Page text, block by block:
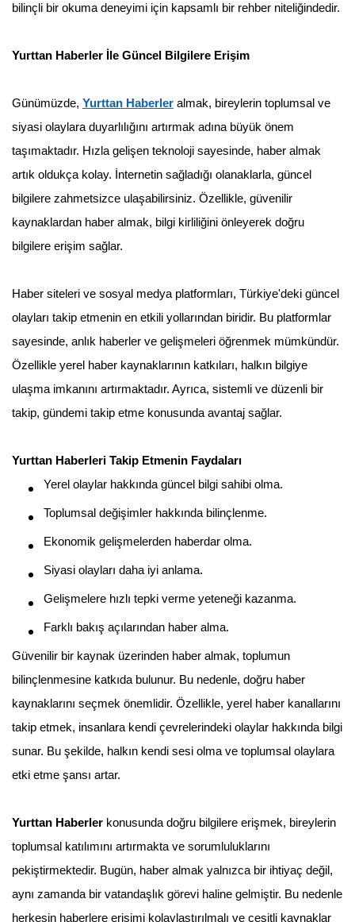
bilinçli bir okuma deneyimi için kapsamlı bir rehber niteliğindedir.
Yurttan Haberler İle Güncel Bilgilere Erişim
Günümüzde, Yurttan Haberler almak, bireylerin toplumsal ve
siyasi olaylara duyarlılığını artırmak adına büyük önem
taşımaktadır. Hızla gelişen teknoloji sayesinde, haber almak
artık oldukça kolay. İnternetin sağladığı olanaklarla, güncel
bilgilere zahmetsizce ulaşabilirsiniz. Özellikle, güvenilir
kaynaklardan haber almak, bilgi kirliliğini önleyerek doğru
bilgilere erişim sağlar.
Haber siteleri ve sosyal medya platformları, Türkiye'deki güncel
olayları takip etmenin en etkili yollarından biridir. Bu platformlar
sayesinde, anlık haberler ve gelişmeleri öğrenmek mümkündür.
Özellikle yerel haber kaynaklarının katkıları, halkın bilgiye
ulaşma imkanını artırmaktadır. Ayrıca, sistemli ve düzenli bir
takip, gündemi takip etme konusunda avantaj sağlar.
Yurttan Haberleri Takip Etmenin Faydaları
Yerel olaylar hakkında güncel bilgi sahibi olma.
Toplumsal değişimler hakkında bilinçlenme.
Ekonomik gelişmelerden haberdar olma.
Siyasi olayları daha iyi anlama.
Gelişmelere hızlı tepki verme yeteneği kazanma.
Farklı bakış açılarından haber alma.
Güvenilir bir kaynak üzerinden haber almak, toplumun
bilinçlenmesine katkıda bulunur. Bu nedenle, doğru haber
kaynaklarını seçmek önemlidir. Özellikle, yerel haber kanallarını
takip etmek, insanlara kendi çevrelerindeki olaylar hakkında bilgi
sunar. Bu şekilde, halkın kendi sesi olma ve toplumsal olaylara
etki etme şansı artar.
Yurttan Haberler konusunda doğru bilgilere erişmek, bireylerin
toplumsal katılımını artırmakta ve sorumluluklarını
pekiştirmektedir. Bugün, haber almak yalnızca bir ihtiyaç değil,
aynı zamanda bir vatandaşlık görevi haline gelmiştir. Bu nedenle
herkesin haberlere erişimi kolaylaştırılmalı ve çeşitli kaynaklar